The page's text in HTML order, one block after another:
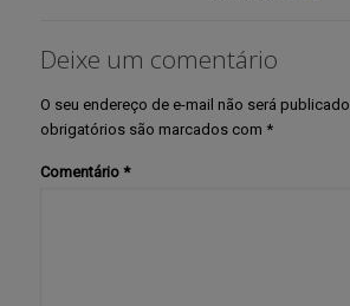
Deixe um comentário
O seu endereço de e-mail não será publicado.
obrigatórios são marcados com *
Comentário *